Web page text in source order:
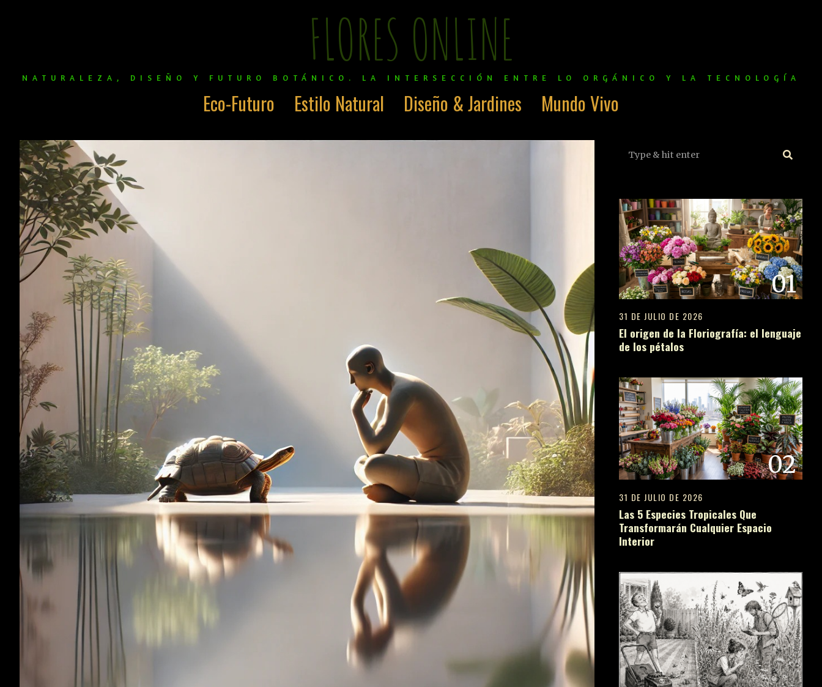
FLORES ONLINE
NATURALEZA, DISEÑO Y FUTURO BOTÁNICO. LA INTERSECCIÓN ENTRE LO ORGÁNICO Y LA TECNOLOGÍA
Eco-Futuro Estilo Natural Diseño & Jardines Mundo Vivo
01
31 DE JULIO DE 2026
El origen de la Floriografía: el lenguaje
de los pétalos
02
31 DE JULIO DE 2026
Las 5 Especies Tropicales Que
Transformarán Cualquier Espacio
Interior